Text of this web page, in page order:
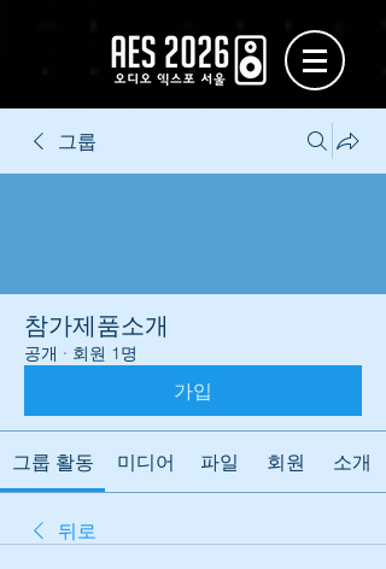
그룹
참가제품소개
공개 · 회원 1명
가입
그룹 활동 미디어 파일 회원 소개
뒤로